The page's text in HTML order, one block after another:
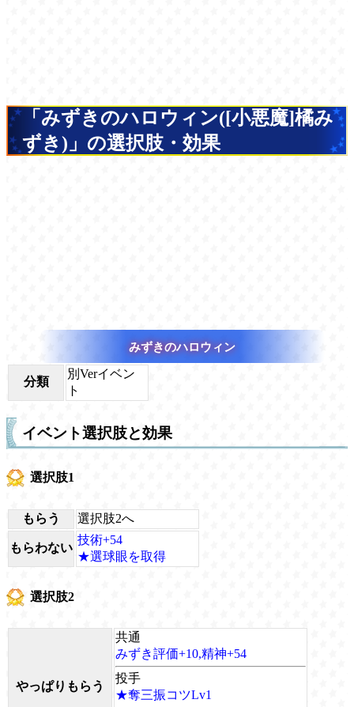
「みずきのハロウィン([小悪魔]橘み
ずき)」の選択肢・効果
みずきのハロウィン
分類
別Verイベン
ト
イベント選択肢と効果
選択肢1
もらう 選択肢2へ
もらわない
技術+54
★選球眼を取得
選択肢2
やっぱりもらう
共通
みずき評価+10,精神+54
投手
★奪三振コツLv1